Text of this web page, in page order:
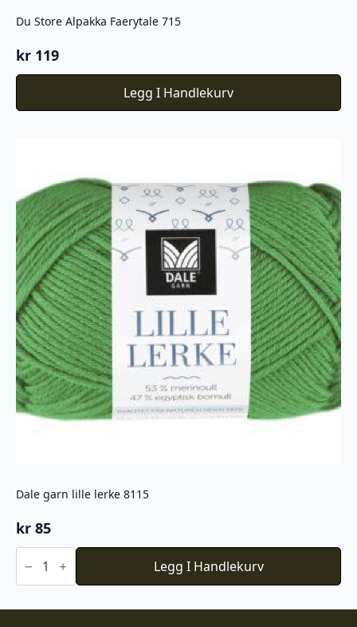
Du Store Alpakka Faerytale 715
kr 119
Legg I Handlekurv
Dale garn lille lerke 8115
kr 85
Dale
garn
lerke
Legg I Handlekurv